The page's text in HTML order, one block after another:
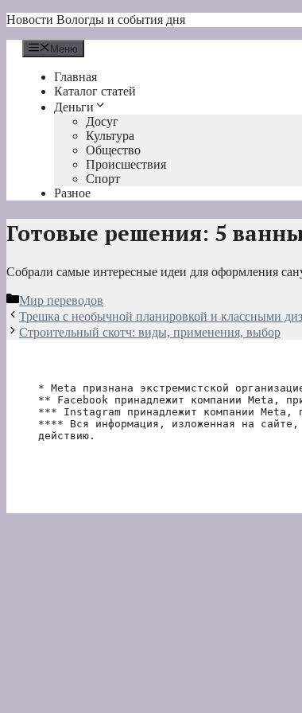
Перейти
содержимому
Новости Вологды и события дня
Меню
Главная
Каталог статей
Деньги
Досуг
Культура
Общество
Происшествия
Спорт
Разное
Готовые решения: 5
Собрали самые интересные идеи для оформления
Рубрики
Мир переводов
Трешка с необычной планировкой и классными
Строительный скотч: виды, применения, выбор
* Meta признана экстремистской
** Facebook принадлежит компании Meta,
*** Instagram принадлежит компании Meta,
**** Вся информация, изложенная на сайте,
действию.